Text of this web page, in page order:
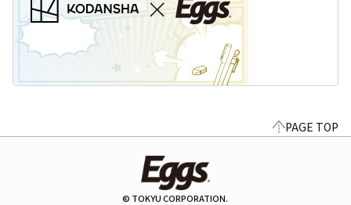
PAGE TOP
© TOKYU CORPORATION.